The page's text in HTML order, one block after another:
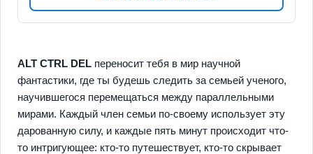
ALT CTRL DEL переносит тебя в мир научной
фантастики, где ты будешь следить за семьей ученого,
научившегося перемещаться между параллельными
мирами. Каждый член семьи по-своему использует эту
дарованную силу, и каждые пять минут происходит что-
то интригующее: кто-то путешествует, кто-то скрывает